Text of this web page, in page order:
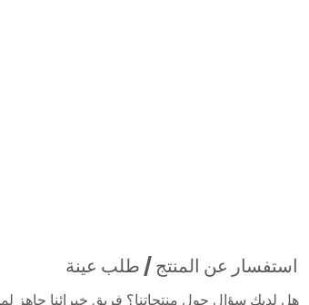
استفسار عن المنتج / طلب عينة
هل لديك سؤال حول منتجاتنا؟ فريق خبرائنا جاهز